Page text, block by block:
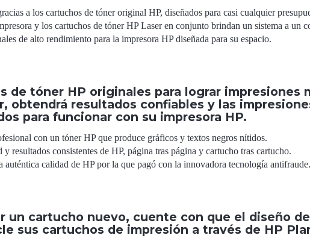
a los cartuchos de tóner original HP, diseñados para casi cualquier
y los cartuchos de tóner HP Laser en conjunto brindan un sistema a un
de alto rendimiento para la impresora HP diseñada para su espacio.
de tóner HP originales para lograr
obtendrá resultados confiables y las
para funcionar con su impresora HP.
con un tóner HP que produce gráficos y textos negros nítidos.
resultados consistentes de HP, página tras página y cartucho tras cartucho.
auténtica calidad de HP por la que pagó con la innovadora tecnología antifraude.
un cartucho nuevo, cuente con que el diseño
sus cartuchos de impresión a través de HP